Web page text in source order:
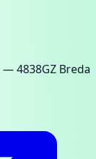
— 4838GZ Breda